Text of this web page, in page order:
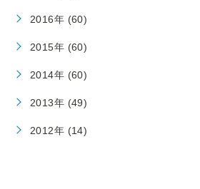
2016年 (60)
2015年 (60)
2014年 (60)
2013年 (49)
2012年 (14)